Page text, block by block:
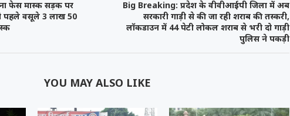
फेस मास्क सड़क पर
पहले वसूले 3 लाख 50
Big Breaking: प्रदेश के वीवीआईपी जिला में अब
सरकारी गाड़ी से की जा रही शराब की तस्करी,
लॉकडाउन में 44 पेटी लोकल शराब से भरी दो गाड़ी
पुलिस ने पकड़ी
YOU MAY ALSO LIKE